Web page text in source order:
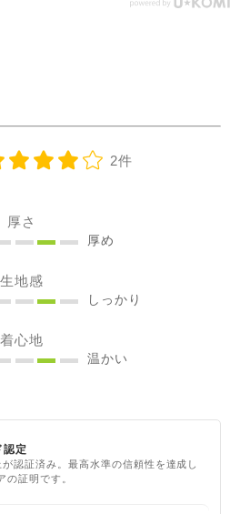
前にした時はリネンジレと
クが明るく優しい雰囲気に
🔶 OC2wayピンタックノー
す #sisam ＃フェアトレード
ッション
2件
厚さ
厚め
生地感
しっかり
着心地
温かい
認定
認証済み。最高水準の信頼性を達成し
の証明です。